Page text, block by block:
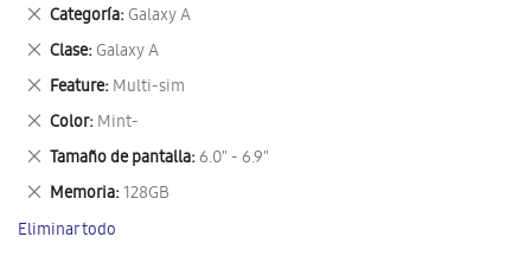
Categoría Galaxy A
Eliminar
este
artículo
Clase Galaxy A
Eliminar
este
artículo
Feature Multi-sim
Eliminar
este
artículo
Color Mint-
Eliminar
este
artículo
Tamaño de pantalla 6.0" - 6.9"
Eliminar
este
artículo
Memoria 128GB
Eliminar
este
artículo
Eliminar todo